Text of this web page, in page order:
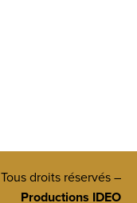
Tous droits réservés –
Productions IDEO